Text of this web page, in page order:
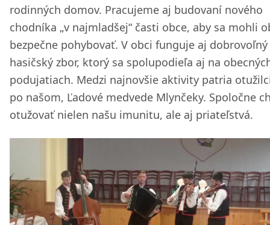
rodinných domov. Pracujeme aj budovaní nového
chodníka „v najmladšej“ časti obce, aby sa mohli
bezpečne pohybovať. V obci funguje aj dobrovoľný
hasičský zbor, ktorý sa spolupodieľa aj na
podujatiach. Medzi najnovšie aktivity patria
po našom, Ľadové medvede Mlynčeky. Spoločne
otužovať nielen našu imunitu, ale aj priateľstvá.